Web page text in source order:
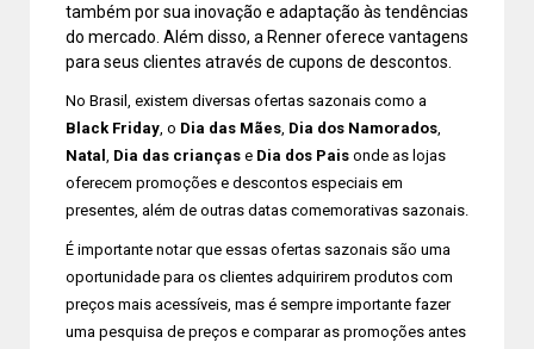
também por sua inovação e adaptação às tendências
do mercado. Além disso, a Renner oferece vantagens
para seus clientes através de cupons de descontos.
No Brasil, existem diversas ofertas sazonais como a
Black Friday, o Dia das Mães, Dia dos Namorados,
Natal , Dia das crianças e Dia dos Pais onde as lojas
oferecem promoções e descontos especiais em
presentes, além de outras datas comemorativas sazonais.
É importante notar que essas ofertas sazonais são uma
oportunidade para os clientes adquirirem produtos com
preços mais acessíveis, mas é sempre importante fazer
uma pesquisa de preços e comparar as promoções antes